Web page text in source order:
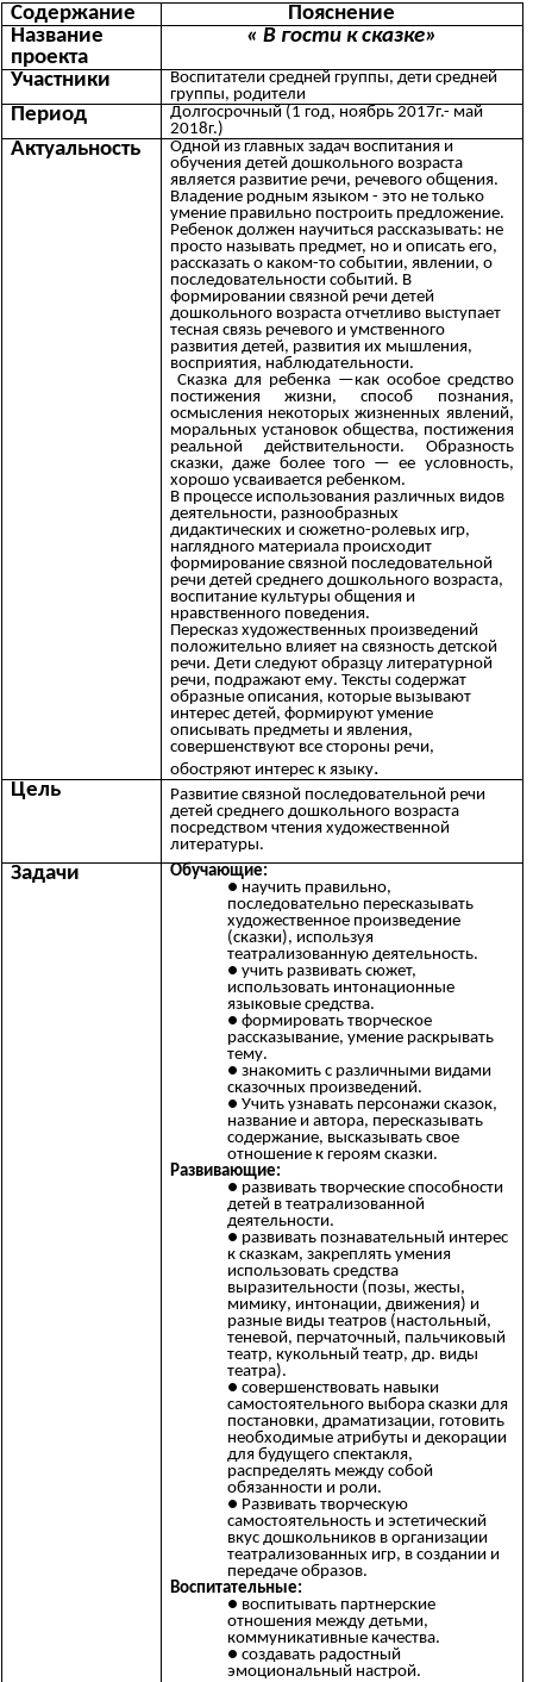
Содержание
Пояснение
Название
проекта
« В гости к сказке»
Участники
Воспитатели средней группы, дети средней
группы, родители
Период
Долгосрочный (1 год, ноябрь 2017г.- май
2018г.)
Актуальность
Одной из главных задач воспитания и
обучения детей дошкольного возраста
является развитие речи, речевого общения.
Владение родным языком - это не только
умение правильно построить предложение.
Ребенок должен научиться рассказывать: не
просто называть предмет, но и описать его,
рассказать о каком-то событии, явлении, о
последовательности событий. В
формировании связной речи детей
дошкольного возраста отчетливо выступает
тесная связь речевого и умственного
развития детей, развития их мышления,
восприятия, наблюдательности.
Сказка для ребенка —как особое средство
постижения жизни, способ познания,
осмысления некоторых жизненных явлений,
моральных установок общества, постижения
реальной действительности. Образность
сказки, даже более того — ее условность,
хорошо усваивается ребенком.
В процессе использования различных видов
деятельности, разнообразных
дидактических и сюжетно-ролевых игр,
наглядного материала происходит
формирование связной последовательной
речи детей среднего дошкольного возраста,
воспитание культуры общения и
нравственного поведения.
Пересказ художественных произведений
положительно влияет на связность детской
речи. Дети следуют образцу литературной
речи, подражают ему. Тексты содержат
образные описания, которые вызывают
интерес детей, формируют умение
описывать предметы и явления,
совершенствуют все стороны речи,
обостряют интерес к языку.
Цель
Развитие связной последовательной речи
детей среднего дошкольного возраста
посредством чтения художественной
литературы.
Задачи
Обучающие:
научить правильно,
последовательно пересказывать
художественное произведение
(сказки), используя
театрализованную деятельность.
учить развивать сюжет,
использовать интонационные
языковые средства.
формировать творческое
рассказывание, умение раскрывать
тему.
знакомить с различными видами
сказочных произведений.
Учить узнавать персонажи сказок,
название и автора, пересказывать
содержание, высказывать свое
отношение к героям сказки.
Развивающие:
развивать творческие способности
детей в театрализованной
деятельности.
развивать познавательный интерес
к сказкам, закреплять умения
использовать средства
выразительности (позы, жесты,
мимику, интонации, движения) и
разные виды театров (настольный,
теневой, перчаточный, пальчиковый
театр, кукольный театр, др. виды
театра).
совершенствовать навыки
самостоятельного выбора сказки для
постановки, драматизации, готовить
необходимые атрибуты и декорации
для будущего спектакля,
распределять между собой
обязанности и роли.
Развивать творческую
самостоятельность и эстетический
вкус дошкольников в организации
театрализованных игр, в создании и
передаче образов.
Воспитательные:
воспитывать партнерские
отношения между детьми,
коммуникативные качества.
создавать радостный
эмоциональный настрой.